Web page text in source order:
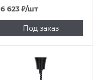
6 623₽/шт
Под заказ